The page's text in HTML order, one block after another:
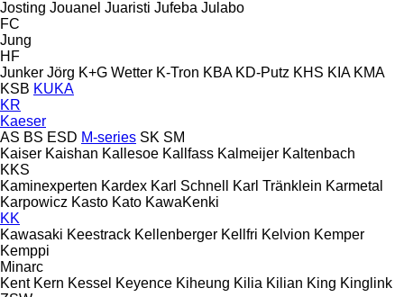
Josting Jouanel Juaristi Jufeba Julabo
FC
Jung
HF
Junker Jörg K+G Wetter K-Tron KBA KD-Putz KHS KIA KMA
KSB KUKA
KR
Kaeser
AS BS ESD M-series SK SM
Kaiser Kaishan Kallesoe Kallfass Kalmeijer Kaltenbach
KKS
Kaminexperten Kardex Karl Schnell Karl Tränklein Karmetal
Karpowicz Kasto Kato KawaKenki
KK
Kawasaki Keestrack Kellenberger Kellfri Kelvion Kemper
Kemppi
Minarc
Kent Kern Kessel Keyence Kiheung Kilia Kilian King Kinglink